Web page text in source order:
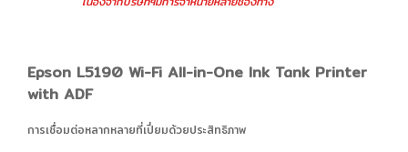
Epson L5190 Wi-Fi All-in-One Ink Tank Printer
with ADF
การเชื่อมต่อหลากหลายที่เปี่ยมด้วยประสิทธิภาพ